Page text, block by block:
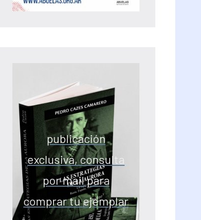
publicación
exclusiva, consulta
por mail para
comprar tu ejemplar